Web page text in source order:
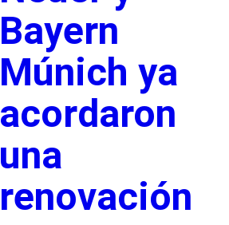
Bayern
Múnich ya
acordaron
una
renovación